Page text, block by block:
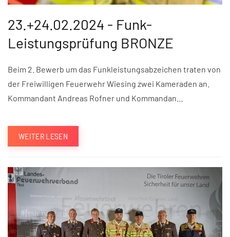
23.+24.02.2024 - Funk-
Leistungsprüfung BRONZE
Beim 2. Bewerb um das Funkleistungsabzeichen traten von
der Freiwilligen Feuerwehr Wiesing zwei Kameraden an.
Kommandant Andreas Rofner und Kommandan…
WEITER LESEN